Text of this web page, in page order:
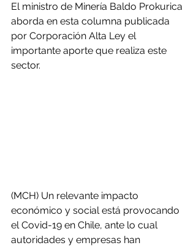
El ministro de Minería Baldo Prokurica
aborda en esta columna publicada
por Corporación Alta Ley el
importante aporte que realiza este
sector.
(MCH) Un relevante impacto
económico y social está provocando
el Covid-19 en Chile, ante lo cual
autoridades y empresas han